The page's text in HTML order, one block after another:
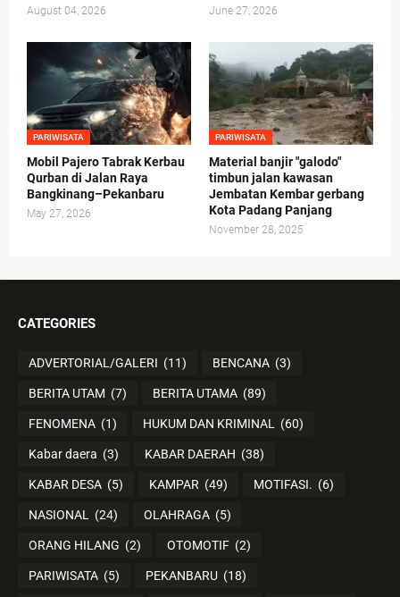
August 04, 2026 June 27, 2026
PARIWISATA
Mobil Pajero Tabrak Kerbau
Qurban di Jalan Raya
Bangkinang–Pekanbaru
May 27, 2026
PARIWISATA
Material banjir "galodo"
timbun jalan kawasan
Jembatan Kembar gerbang
Kota Padang Panjang
November 28, 2025
CATEGORIES
ADVERTORIAL/GALERI (11) BENCANA (3)
BERITA UTAM (7) BERITA UTAMA (89)
FENOMENA (1) HUKUM DAN KRIMINAL (60)
Kabar daera (3) KABAR DAERAH (38)
KABAR DESA (5) KAMPAR (49) MOTIFASI. (6)
NASIONAL (24) OLAHRAGA (5)
ORANG HILANG (2) OTOMOTIF (2)
PARIWISATA (5) PEKANBARU (18)